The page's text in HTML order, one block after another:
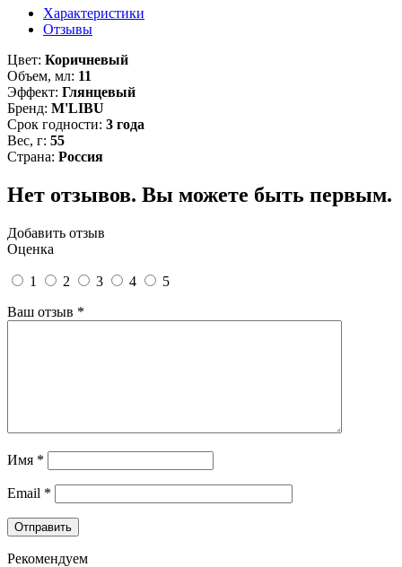
Характеристики
Отзывы
Цвет: Коричневый
Объем, мл: 11
Эффект: Глянцевый
Бренд: M'LIBU
Срок годности: 3 года
Вес, г: 55
Страна: Россия
Нет отзывов. Вы можете быть первым.
Добавить отзыв
Оценка
1 2 3 4
5
Ваш отзыв *
Имя *
Email *
Рекомендуем